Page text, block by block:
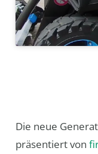
Die neue
präsentiert von